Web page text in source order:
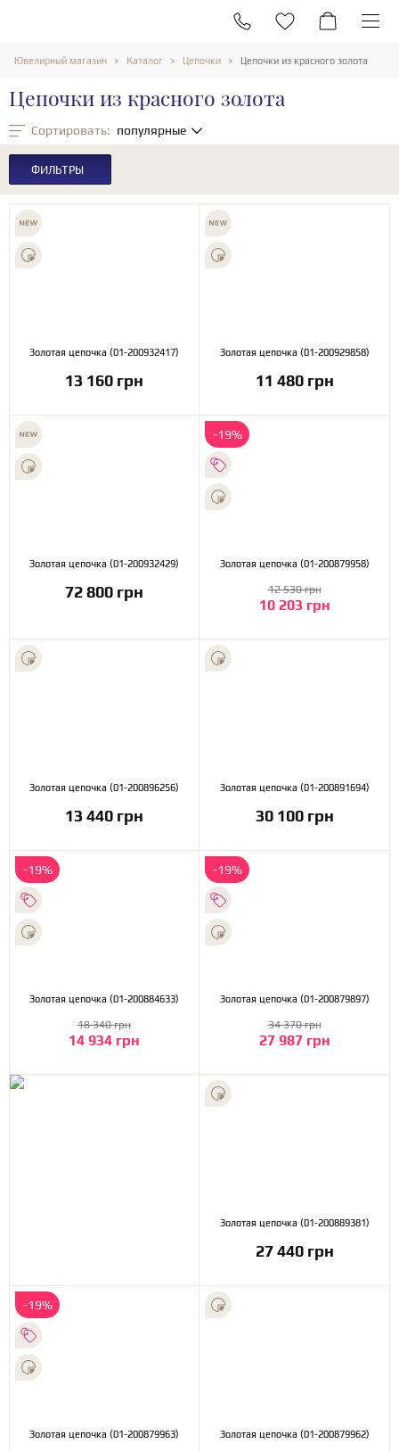
Ювелирный магазин Каталог Цепочки Цепочки из красного золота
Цепочки из красного золота
Сортировать: популярные
ФИЛЬТРЫ
Золотая цепочка (01-200932417)
13 160 грн
Золотая цепочка (01-200929858)
11 480 грн
Золотая цепочка (01-200932429)
72 800 грн
-19%
Золотая цепочка (01-200879958)
10 203 грн
12 530 грн
Золотая цепочка (01-200896256)
13 440 грн
Золотая цепочка (01-200891694)
30 100 грн
-19%
Золотая цепочка (01-200884633)
14 934 грн
18 340 грн
-19%
Золотая цепочка (01-200879897)
27 987 грн
34 370 грн
Золотая цепочка (01-200889381)
27 440 грн
-19%
Золотая цепочка (01-200879963) Золотая цепочка (01-200879962)